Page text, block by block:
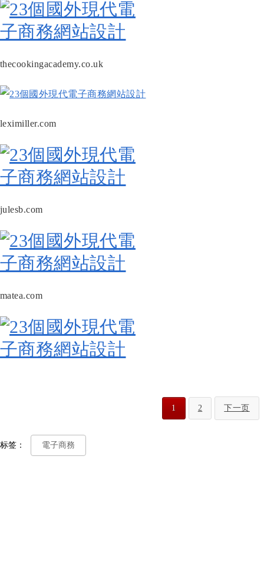
thecookingacademy.co.uk
leximiller.com
julesb.com
matea.com
1 2 下一页
标签： 電子商務